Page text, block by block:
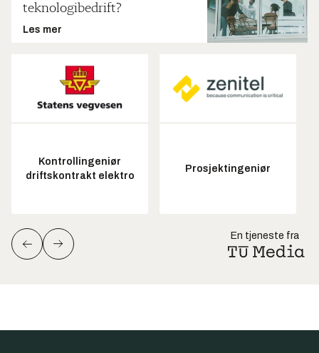
teknologibedrift?
Les mer
Kontrollingeniør
driftskontrakt elektro
Prosjektingeniør
En tjeneste fra